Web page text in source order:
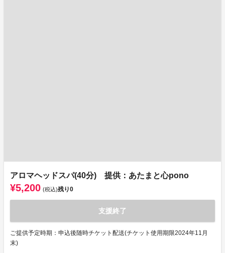
アロマヘッドスパ(40分) 提供：あたまと心pono
¥5,200 (税込)残り0
支援終了
ご提供予定時期：申込後随時チケット配送(チケット使用期限2024年11月
末)